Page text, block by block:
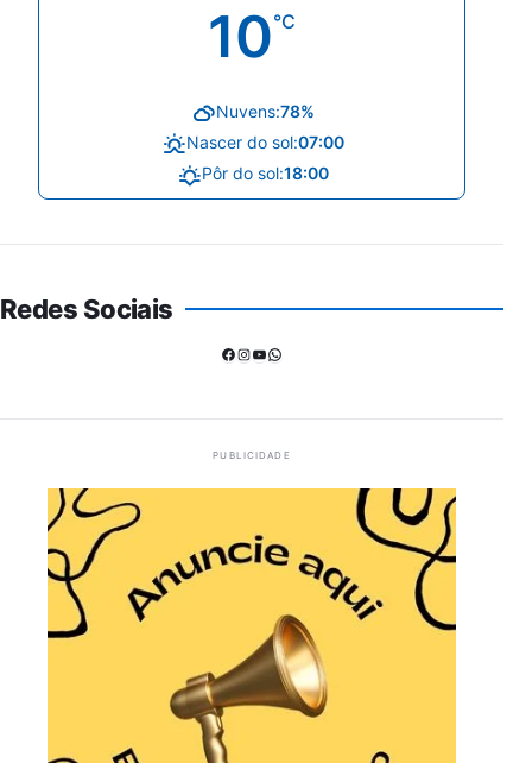
10°C
Nuvens:78%
Nascer do sol:07:00
Pôr do sol:18:00
Redes Sociais
Facebook
Instagram
Youtube
WhatsApp
PUBLICIDADE